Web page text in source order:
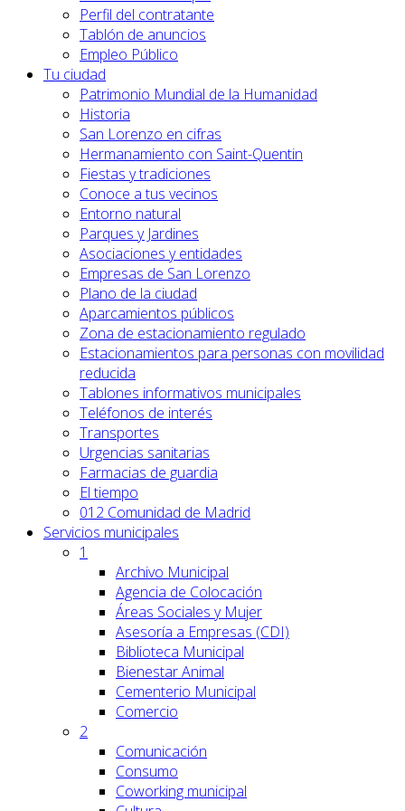
Perfil del contratante
Tablón de anuncios
Empleo Público
Tu ciudad
Patrimonio Mundial de la Humanidad
Historia
San Lorenzo en cifras
Hermanamiento con Saint-Quentin
Fiestas y tradiciones
Conoce a tus vecinos
Entorno natural
Parques y Jardines
Asociaciones y entidades
Empresas de San Lorenzo
Plano de la ciudad
Aparcamientos públicos
Zona de estacionamiento regulado
Estacionamientos para personas con movilidad
reducida
Tablones informativos municipales
Teléfonos de interés
Transportes
Urgencias sanitarias
Farmacias de guardia
El tiempo
012 Comunidad de Madrid
Servicios municipales
1
Archivo Municipal
Agencia de Colocación
Áreas Sociales y Mujer
Asesoría a Empresas (CDI)
Biblioteca Municipal
Bienestar Animal
Cementerio Municipal
Comercio
2
Comunicación
Consumo
Coworking municipal